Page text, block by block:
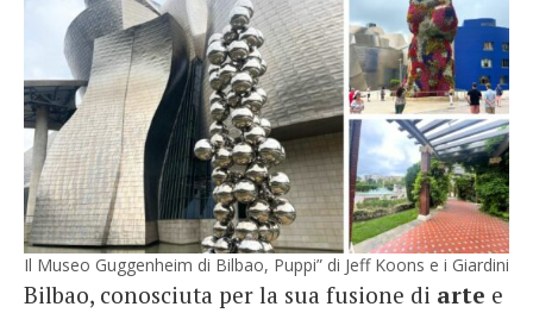
Il Museo Guggenheim di Bilbao, Puppi” di Jeff Koons e i Giardini
Bilbao, conosciuta per la sua fusione di arte e